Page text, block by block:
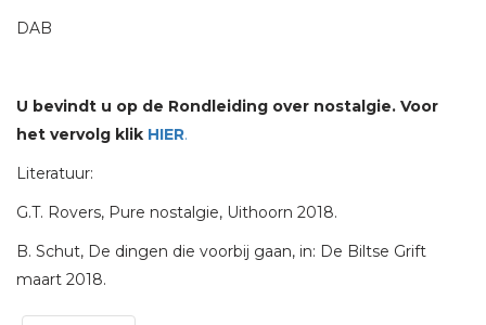
DAB
U bevindt u op de Rondleiding over nostalgie. Voor
het vervolg klik HIER.
Literatuur:
G.T. Rovers, Pure nostalgie, Uithoorn 2018.
B. Schut, De dingen die voorbij gaan, in: De Biltse Grift
maart 2018.